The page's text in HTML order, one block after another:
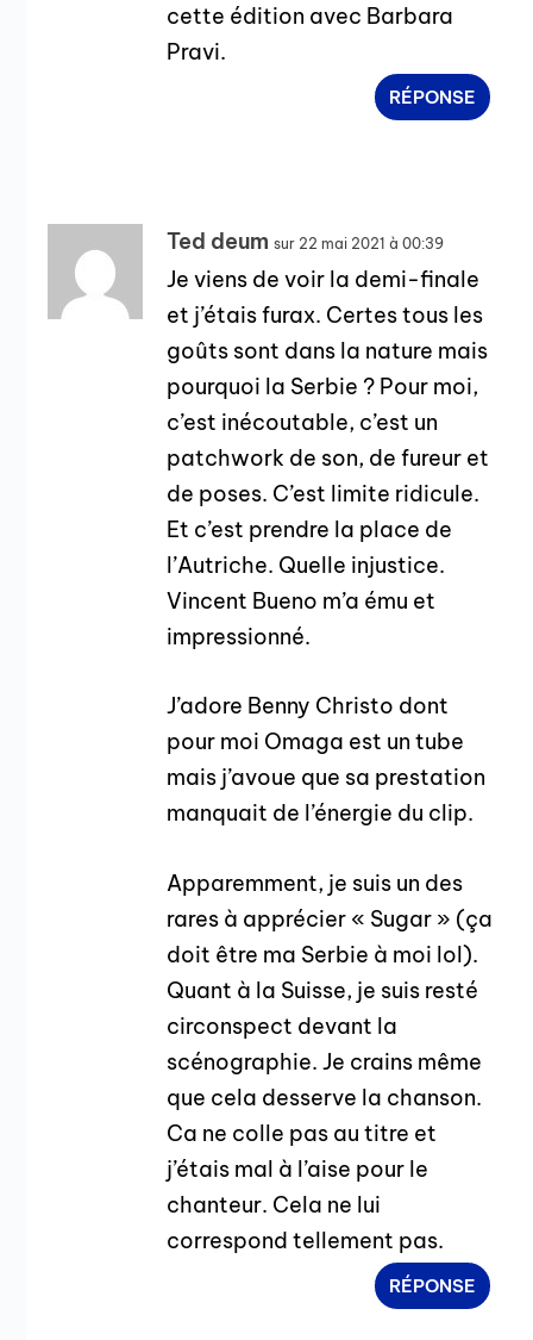
cette édition avec Barbara
Pravi.
RÉPONSE
Ted deum sur 22 mai 2021 à 00:39
Je viens de voir la demi-finale
et j’étais furax. Certes tous les
goûts sont dans la nature mais
pourquoi la Serbie ? Pour moi,
c’est inécoutable, c’est un
patchwork de son, de fureur et
de poses. C’est limite ridicule.
Et c’est prendre la place de
l’Autriche. Quelle injustice.
Vincent Bueno m’a ému et
impressionné.
J’adore Benny Christo dont
pour moi Omaga est un tube
mais j’avoue que sa prestation
manquait de l’énergie du clip.
Apparemment, je suis un des
rares à apprécier « Sugar » (ça
doit être ma Serbie à moi lol).
Quant à la Suisse, je suis resté
circonspect devant la
scénographie. Je crains même
que cela desserve la chanson.
Ca ne colle pas au titre et
j’étais mal à l’aise pour le
chanteur. Cela ne lui
correspond tellement pas.
RÉPONSE